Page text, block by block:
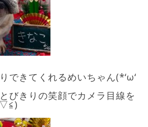
できてくれるめいちゃん(*‘ω‘
びきりの笑顔でカメラ目線を